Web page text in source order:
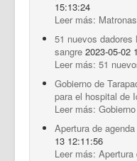
15:13:24
Leer más:
51 nuevos dadores
sangre 2023-05-02
Leer más: 51
Gobierno de
para el hospital de
Leer más:
Apertura de
13 12:11:56
Leer más: Apertura